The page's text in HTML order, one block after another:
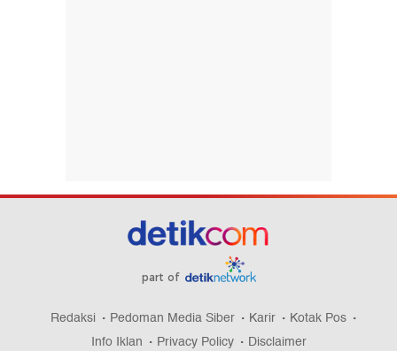
part of
Redaksi Pedoman Media Siber Karir
Kotak Pos
Info Iklan
Privacy Policy Disclaimer